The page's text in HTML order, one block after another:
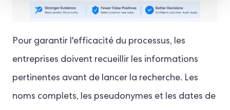
Pour garantir l'efficacité du processus, les
entreprises doivent recueillir les informations
pertinentes avant de lancer la recherche. Les
noms complets, les pseudonymes et les dates de